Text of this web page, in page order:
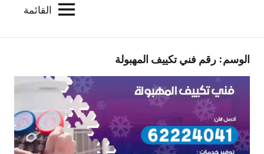
الكويت
للاعلانات
بالكويت
القائمة
الوسم: رقم فني تكييف المهبولة